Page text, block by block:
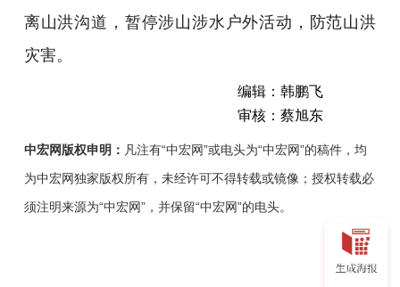
离山洪沟道，暂停涉山涉水户外活动，防范山洪
灾害。
编辑：韩鹏飞
审核：蔡旭东
中宏网版权申明： 凡注有“中宏网”或电头为“中宏网”的稿件，均
为中宏网独家版权所有，未经许可不得转载或镜像；授权转载必
须注明来源为“中宏网”，并保留“中宏网”的电头。